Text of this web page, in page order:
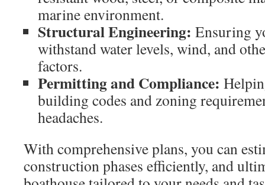
marine environment.
Structural Engineering: Ensuring
withstand water levels, wind, and
factors.
Permitting and Compliance:
building codes and zoning
headaches.
With comprehensive plans, you can
construction phases efficiently, and